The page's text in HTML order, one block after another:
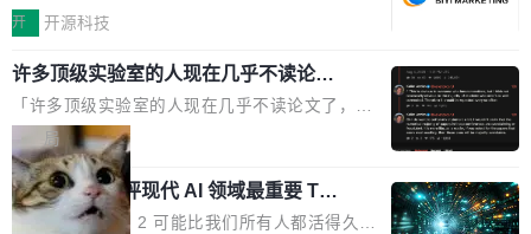
页面的文本，然后把文本丢给大模型，再返回一
段回答。仅此而已。 这当然有用，但总觉得差点
意思。比如我在一个后台管理系统里，需要填50
个表单字段，每个字段还有联动逻辑；比如我
想...
与80PLUS钛金能效；支持ATX 3.1与PCIe 5.1
规范，结合服务器级元件、完善供电线材与内置
实时LCD监控屏，可充分满足当下高阶PC主机
的严苛使用需求。 澎湃功率，紧凑机身 钛金雕1
600PG5 AI TOP具备强悍输出功率，同时实现
机身尺寸大幅精简。整机长度仅16厘米，属于同
功率段机身尺寸十分紧凑的1600W电源产品。小
巧机身有效提升市面主流标准A...
的价值重构。全球全案品牌代理机构市场从2025
复合增长率达5.44%,预计2032年将突破120亿美
元。数字广告与公共关系相关服务市场更是从20
25年的8463亿美元扩张至2026年的8763亿美
元。数字的背后是一个清晰的事实——品牌对专
业化营销服务的需求从未如此迫切。 但市场扩容
的同时,服务商的竞争逻辑正在改变。2026年Top
开 开源科技
许多顶级实验室的人现在几乎不读论文
了
「许多顶级实验室的人现在几乎不读论文了，而
且他们认为 ICLR/ICML/NeurIPS 充斥着大量过
度宣传和欺诈。」 OpenAI 研究员 Keller Jorda
n 这条推文引发了广泛讨论。他不是在说风凉
话，他是说出了一个圈内人尽皆知但很少公开捅
局
xAI 前工程师评现代 AI 领域最重要 Top
3 开源项目
Flash Attention 2 可能比我们所有人都活得久。